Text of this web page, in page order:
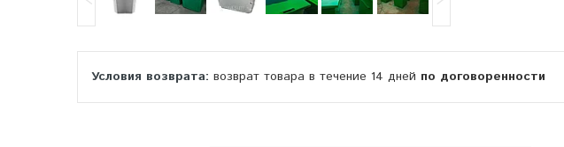
возврат товара в течение 14 дней по договоренности